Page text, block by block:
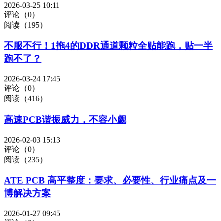
2026-03-25 10:11
评论（0）
阅读（195）
不服不行！1拖4的DDR通道颗粒全贴能跑，贴一半
跑不了？
2026-03-24 17:45
评论（0）
阅读（416）
高速PCB谐振威力，不容小觑
2026-02-03 15:13
评论（0）
阅读（235）
ATE PCB 高平整度：要求、必要性、行业痛点及一
博解决方案
2026-01-27 09:45